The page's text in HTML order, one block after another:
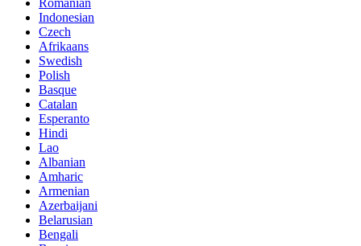
Romanian
Indonesian
Czech
Afrikaans
Swedish
Polish
Basque
Catalan
Esperanto
Hindi
Lao
Albanian
Amharic
Armenian
Azerbaijani
Belarusian
Bengali